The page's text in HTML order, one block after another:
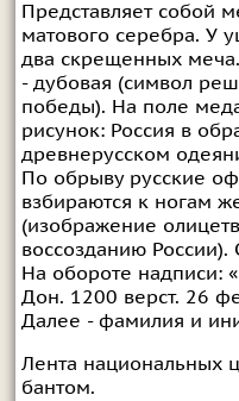
Представляет собой
матового серебра. У
два скрещенных
- дубовая (символ
победы). На поле
рисунок: Россия в
древнерусском
По обрыву русские
взбираются к ногам
(изображение
воссозданию
На обороте надписи:
Дон. 1200 верст. 26
Далее - фамилия и
Лента национальных
бантом.